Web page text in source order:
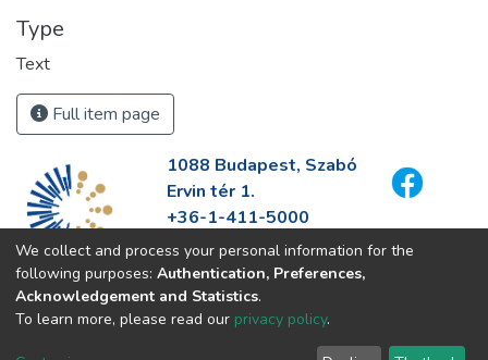
Type
Text
Full item page
1088 Budapest, Szabó
Ervin tér 1.
+36-1-411-5000
info@fszek.hu
https://fszek.hu
We collect and process your personal information for the
following purposes: Authentication, Preferences,
Acknowledgement and Statistics.
To learn more, please read our privacy policy.